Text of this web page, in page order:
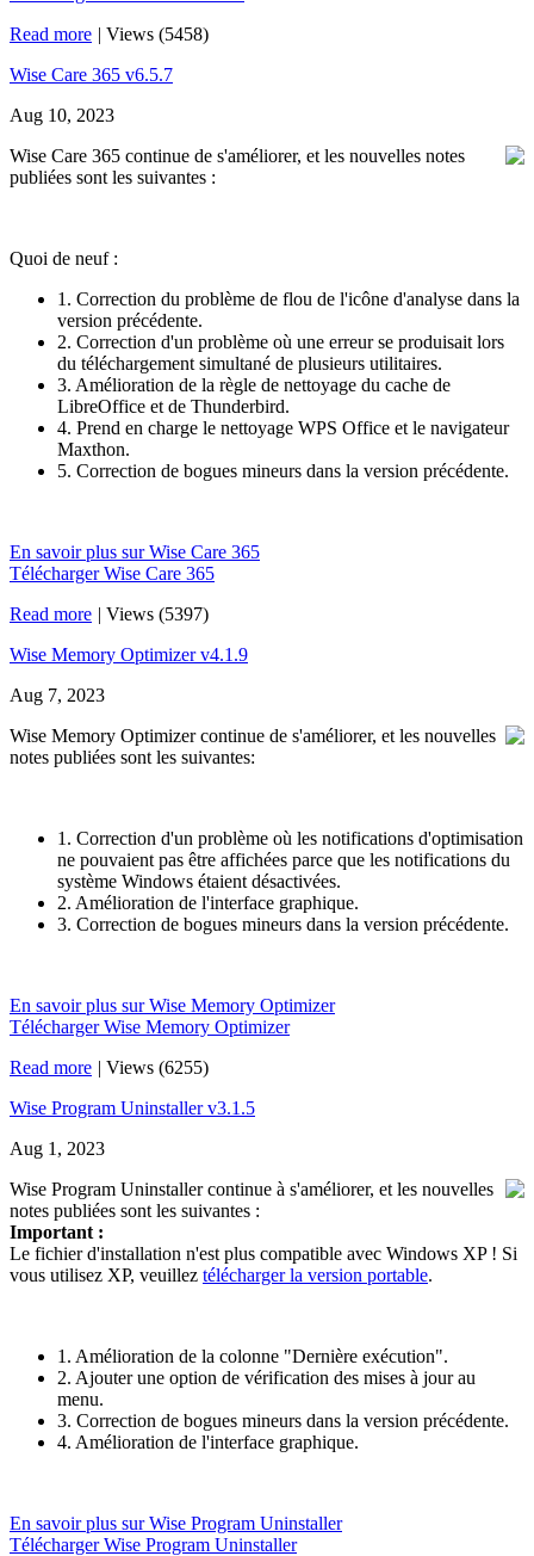
Read more | Views (5458)
Wise Care 365 v6.5.7
Aug 10, 2023
Wise Care 365 continue de s'améliorer, et les nouvelles notes
publiées sont les suivantes :
Quoi de neuf :
1. Correction du problème de flou de l'icône d'analyse dans la
version précédente.
2. Correction d'un problème où une erreur se produisait lors
du téléchargement simultané de plusieurs utilitaires.
3. Amélioration de la règle de nettoyage du cache de
LibreOffice et de Thunderbird.
4. Prend en charge le nettoyage WPS Office et le navigateur
Maxthon.
5. Correction de bogues mineurs dans la version précédente.
En savoir plus sur Wise Care 365
Télécharger Wise Care 365
Read more | Views (5397)
Wise Memory Optimizer v4.1.9
Aug 7, 2023
Wise Memory Optimizer continue de s'améliorer, et les nouvelles
notes publiées sont les suivantes:
1. Correction d'un problème où les notifications d'optimisation
ne pouvaient pas être affichées parce que les notifications du
système Windows étaient désactivées.
2. Amélioration de l'interface graphique.
3. Correction de bogues mineurs dans la version précédente.
En savoir plus sur Wise Memory Optimizer
Télécharger Wise Memory Optimizer
Read more | Views (6255)
Wise Program Uninstaller v3.1.5
Aug 1, 2023
Wise Program Uninstaller continue à s'améliorer, et les nouvelles
notes publiées sont les suivantes :
Important :
Le fichier d'installation n'est plus compatible avec Windows XP ! Si
vous utilisez XP, veuillez télécharger la version portable.
1. Amélioration de la colonne "Dernière exécution".
2. Ajouter une option de vérification des mises à jour au
menu.
3. Correction de bogues mineurs dans la version précédente.
4. Amélioration de l'interface graphique.
En savoir plus sur Wise Program Uninstaller
Télécharger Wise Program Uninstaller